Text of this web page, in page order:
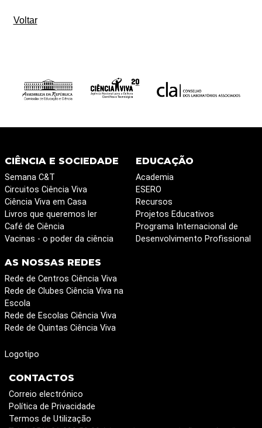
Voltar
CIÊNCIA E SOCIEDADE
Semana C&T
Circuitos Ciência Viva
Ciência Viva em Casa
Livros que queremos ler
Café de Ciência
Vacinas - o poder da ciência
EDUCAÇÃO
Academia
ESERO
Recursos
Projetos Educativos
Programa Internacional de
Desenvolvimento Profissional
AS NOSSAS REDES
Rede de Centros Ciência Viva
Rede de Clubes Ciência Viva na
Escola
Rede de Escolas Ciência Viva
Rede de Quintas Ciência Viva
Logotipo
CONTACTOS
Correio electrónico
Política de Privacidade
Termos de Utilização